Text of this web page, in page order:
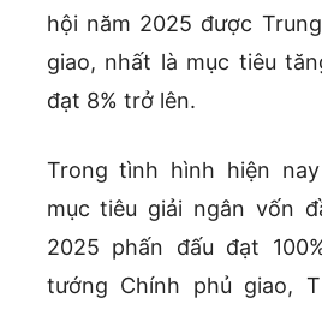
hội năm 2025 được
giao, nhất là mục tiêu
đạt 8% trở lên.
Trong tình hình hiện
mục tiêu giải ngân vốn
2025 phấn đấu đạt
tướng Chính phủ giao,